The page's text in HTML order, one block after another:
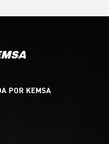
POR KEMSA